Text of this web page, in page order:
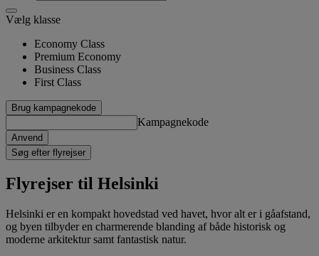
Vælg klasse
Economy Class
Premium Economy
Business Class
First Class
Brug kampagnekode
Kampagnekode
Anvend
Søg efter flyrejser
Flyrejser til Helsinki
Helsinki er en kompakt hovedstad ved havet, hvor alt er i gåafstand,
og byen tilbyder en charmerende blanding af både historisk og
moderne arkitektur samt fantastisk natur.